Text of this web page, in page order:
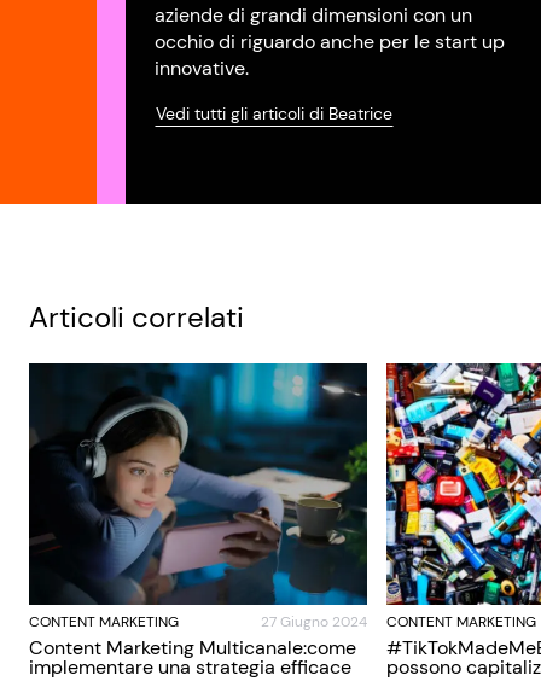
aziende di grandi dimensioni con un
occhio di riguardo anche per le start up
innovative.
Vedi tutti gli articoli di Beatrice
Articoli correlati
CONTENT MARKETING 27 Giugno 2024
Content Marketing Multicanale:come
implementare una strategia efficace
CONTENT MARKETING
possono